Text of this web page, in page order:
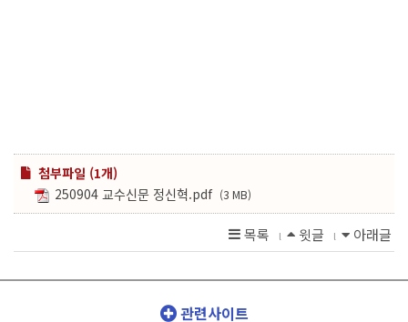
첨부파일 (1개)
250904 교수신문 정신혁.pdf (3 MB)
목록 l 윗글 l 아래글
관련사이트